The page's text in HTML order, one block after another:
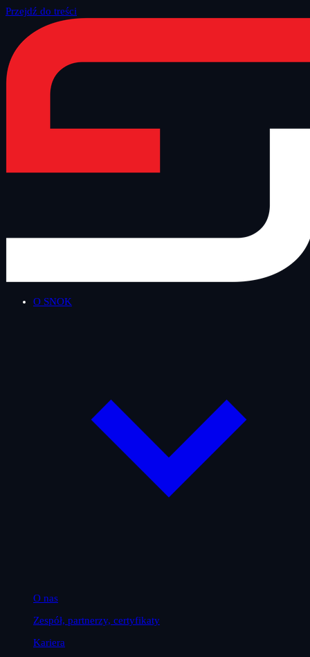
Przejdź do treści
O SNOK
O nas
Zespół, partnerzy, certyfikaty
Kariera
Strona główna